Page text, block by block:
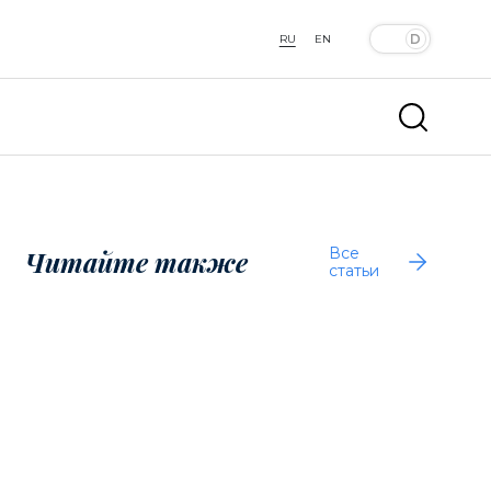
RU EN
Читайте также
Все
статьи